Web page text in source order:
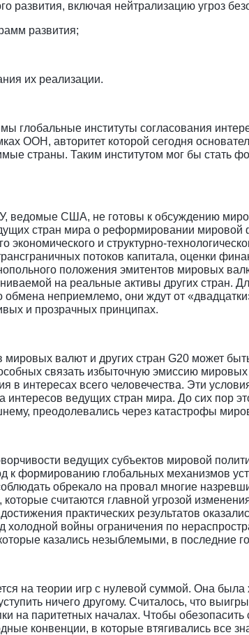
развития, включая нейтрализацию угроз
развития;
их реализации.
глобальные институты согласования
ООН, авторитет которой сегодня
страны. Таким институтом мог бы стать
ведомые США, не готовы к обсуждению
стран мира о реформировании
экономического и структурно-
потоков капитала, оценки
положения эмитентов мировых
на реальные активы других стран.
обмена неприемлемо, они ждут от
и прозрачных принципах.
мировых валют и других стран G20 может
связать избыточную эмиссию
в интересах всего человечества. Эти
интересов ведущих стран мира. До сих пор
преодолевались через катастрофы
ведущих субъектов мировой
формированию глобальных механизмов
обрекало на провал многие
считаются главной угрозой
практических результатов
войны ограничения по
казались незыблемыми, в последние
на теории игр с нулевой суммой. Она
ничего другому. Считалось, что
на паритетных началах. Чтобы
конвенции, в которые втягивались все